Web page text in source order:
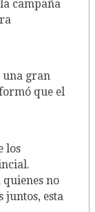
campaña
una gran
que el
los
no
juntos, esta